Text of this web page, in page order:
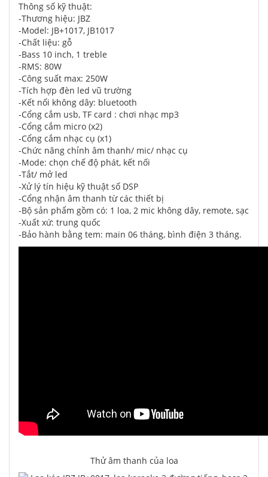
Thông số kỹ thuật:
-Thương hiệu: JBZ
-Model: JB+1017, JB1017
-Chất liệu: gỗ
-Bass 10 inch, 1 treble
-RMS: 80W
-Công suất max: 250W
-Tích hợp đèn led vũ trường
-Kết nối không dây: bluetooth
-Cổng cắm usb, TF card : chơi nhạc mp3
-Cổng cắm micro (x2)
-Cổng cắm nhạc cụ (x1)
-Chức năng chỉnh âm thanh/ mic/ nhạc cụ
-Mode: chọn chế độ phát, kết nối
-Tắt/ mở led
-Xử lý tín hiệu kỹ thuật số DSP
-Cổng nhận âm thanh từ các thiết bị
-Bộ sản phẩm gồm có: 1 loa, 2 mic không dây, remote, sạc
-Xuất xứ: trung quốc
-Bảo hành bằng tem: main 06 tháng, bình điện 3 tháng.
Thử âm thanh của loa